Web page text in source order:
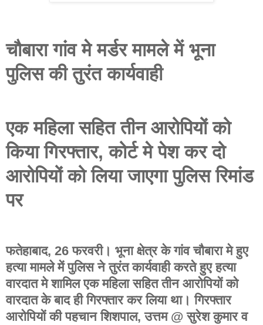
चौबारा गांव मे मर्डर मामले में भूना
पुलिस की तुरंत कार्यवाही
एक महिला सहित तीन आरोपियों को
किया गिरफ्तार, कोर्ट मे पेश कर दो
आरोपियों को लिया जाएगा पुलिस रिमांड
पर
फतेहाबाद, 26 फरवरी। भूना क्षेत्र के गांव चौबारा मे हुए
हत्या मामले में पुलिस ने तुरंत कार्यवाही करते हुए हत्या
वारदात मे शामिल एक महिला सहित तीन आरोपियों को
वारदात के बाद ही गिरफ्तार कर लिया था। गिरफ्तार
आरोपियों की पहचान शिशपाल, उत्तम @ सुरेश कुमार व